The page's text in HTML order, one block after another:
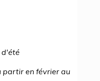
d'été
partir en février au